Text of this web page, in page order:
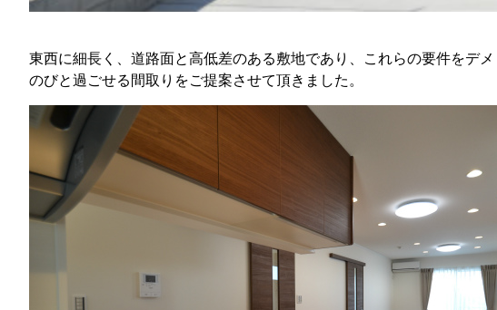
東西に細長く、道路面と高低差のある敷地であり、これらの要件をデ
のびと過ごせる間取りをご提案させて頂きました。